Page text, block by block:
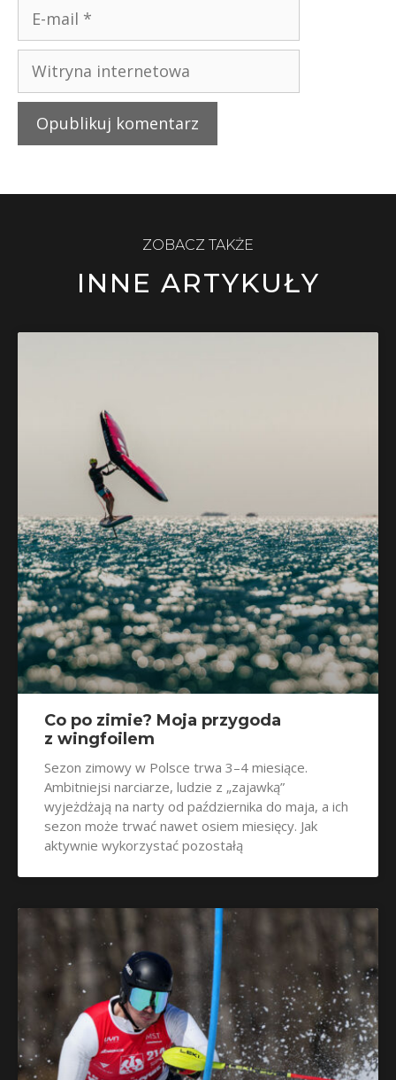
ZOBACZ TAKŻE
INNE ARTYKUŁY
Co po zimie? Moja przygoda
z wingfoilem
Sezon zimowy w Polsce trwa 3–4 miesiące.
Ambitniejsi narciarze, ludzie z „zajawką”
wyjeżdżają na narty od października do maja, a ich
sezon może trwać nawet osiem miesięcy. Jak
aktywnie wykorzystać pozostałą